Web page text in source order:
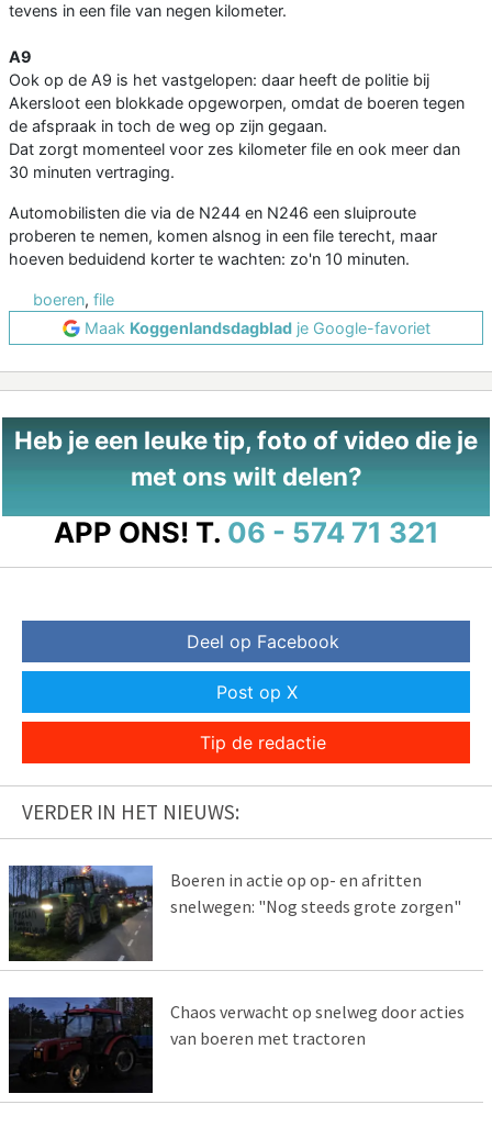
tevens in een file van negen kilometer.
A9
Ook op de A9 is het vastgelopen: daar heeft de politie bij
Akersloot een blokkade opgeworpen, omdat de boeren tegen
de afspraak in toch de weg op zijn gegaan.
Dat zorgt momenteel voor zes kilometer file en ook meer dan
30 minuten vertraging.
Automobilisten die via de N244 en N246 een sluiproute
proberen te nemen, komen alsnog in een file terecht, maar
hoeven beduidend korter te wachten: zo'n 10 minuten.
boeren, file
Maak Koggenlandsdagbladje Google-favoriet
Heb je een leuke tip, foto of video die je
met ons wilt delen?
APP ONS! T. 06 - 574 71 321
Deel op Facebook
Post op X
Tip de redactie
VERDER IN HET NIEUWS:
Boeren in actie op op- en afritten
snelwegen: "Nog steeds grote zorgen"
Chaos verwacht op snelweg door acties
van boeren met tractoren